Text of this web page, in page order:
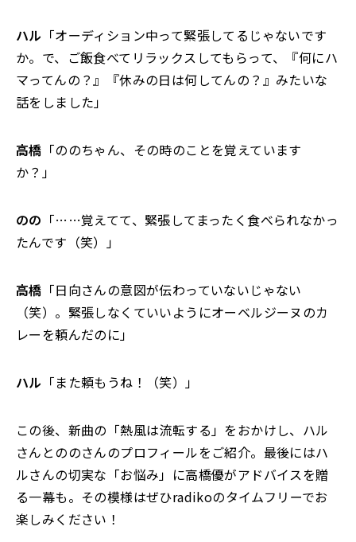
ハル 「オーディション中って緊張してるじゃないです
か。で、ご飯食べてリラックスしてもらって、『何にハ
マってんの？』『休みの日は何してんの？』みたいな
話をしました」
高橋 「ののちゃん、その時のことを覚えています
か？」
のの 「……覚えてて、緊張してまったく食べられなかっ
たんです（笑）」
高橋 「日向さんの意図が伝わっていないじゃない
（笑）。緊張しなくていいようにオーベルジーヌのカ
レーを頼んだのに」
ハル 「また頼もうね！（笑）」
この後、新曲の「熱風は流転する」をおかけし、ハル
さんとののさんのプロフィールをご紹介。最後にはハ
ルさんの切実な「お悩み」に高橋優がアドバイスを贈
る一幕も。その模様はぜひradikoのタイムフリーでお
楽しみください！